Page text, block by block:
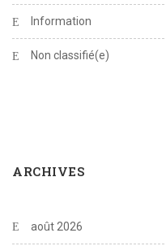
Information
Non classifié(e)
ARCHIVES
août 2026